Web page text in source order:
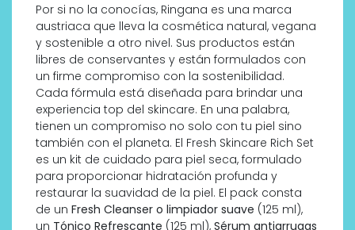
Por si no la conocías, Ringana es una marca
austriaca que lleva la cosmética natural, vegana
y sostenible a otro nivel. Sus productos están
libres de conservantes y están formulados con
un firme compromiso con la sostenibilidad.
Cada fórmula está diseñada para brindar una
experiencia top del skincare. En una palabra,
tienen un compromiso no solo con tu piel sino
también con el planeta. El Fresh Skincare Rich Set
es un kit de cuidado para piel seca, formulado
para proporcionar hidratación profunda y
restaurar la suavidad de la piel. El pack consta
de un Fresh Cleanser o limpiador suave (125 ml),
un Tónico Refrescante (125 ml), Sérum antiarrugas